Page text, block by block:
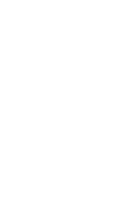
意！
いけない